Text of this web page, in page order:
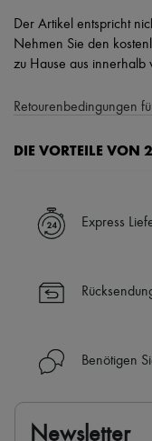
Der Artikel entspricht
Nehmen Sie den
zu Hause aus innerhalb
Retourenbedingungen
DIE VORTEILE VON
✓ Expresslieferung in
✓ Kostenlose Retouren
die Uhr (24h/24)
Mehr erfahren über
Express
Benötigen
Newsletter